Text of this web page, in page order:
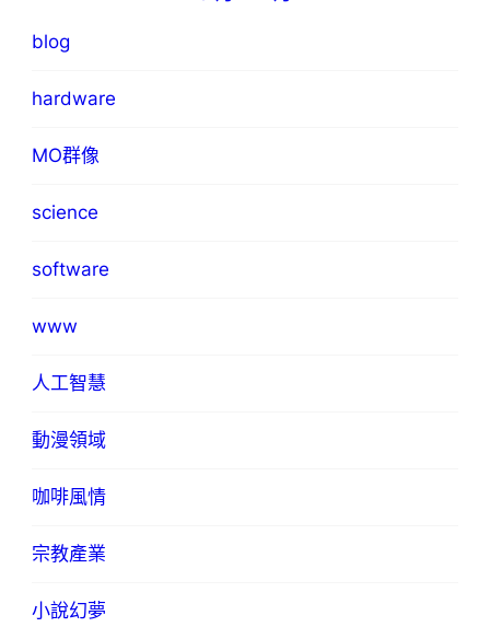
blog
hardware
MO群像
science
software
www
人工智慧
動漫領域
咖啡風情
宗教產業
小說幻夢